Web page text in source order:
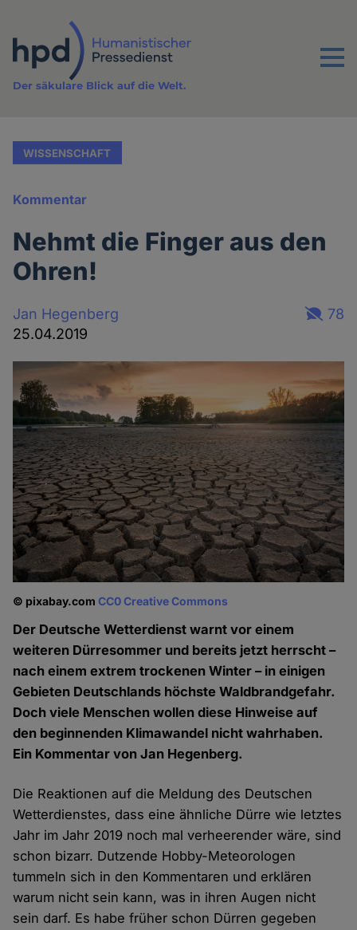
Inhalt
Menu
Der säkulare Blick auf die Welt.
WISSENSCHAFT
Kommentar
Nehmt die Finger aus den
Ohren!
Jan Hegenberg
25.04.2019
78
© pixabay.comCC0 Creative Commons
Der Deutsche Wetterdienst warnt vor einem
weiteren Dürresommer und bereits jetzt herrscht –
nach einem extrem trockenen Winter – in einigen
Gebieten Deutschlands höchste Waldbrandgefahr.
Doch viele Menschen wollen diese Hinweise auf
den beginnenden Klimawandel nicht wahrhaben.
Ein Kommentar von Jan Hegenberg.
Die Reaktionen auf die Meldung des Deutschen
Wetterdienstes, dass eine ähnliche Dürre wie letztes
Jahr im Jahr 2019 noch mal verheerender wäre, sind
schon bizarr. Dutzende Hobby-Meteorologen
tummeln sich in den Kommentaren und erklären
warum nicht sein kann, was in ihren Augen nicht
sein darf. Es habe früher schon Dürren gegeben